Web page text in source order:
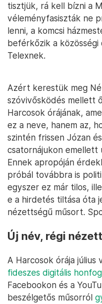
tisztjük, rá kell bízni a
véleményfasiszták ne
lenni, a komcsi
beférkőzik a közösségi
Telexnek.
Azért kerestük meg
szóvivősködés mellett
Harcosok órájának,
ez a neve, hanem az,
szintén frissen Józan
csatornájukon emellett
Ennek apropóján
próbál továbbra is
egyszer ez már tilos,
e a hirdetés tiltása óta
nézettségű műsort.
Új név, régi
A Harcosok órája július
fideszes digitális
Facebookon és a
beszélgetős műsorról